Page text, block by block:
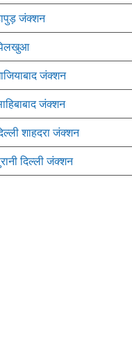
जंक्शन
जंक्शन
जंक्शन
शाहदरा जंक्शन
दिल्ली जंक्शन